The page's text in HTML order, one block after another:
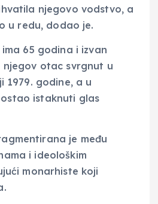
njegovo vodstvo, a
u redu, dodao je.
ima 65 godina i izvan
otac svrgnut u
1979. godine, a u
istaknuti glas
je među
i ideološkim
monarhiste koji